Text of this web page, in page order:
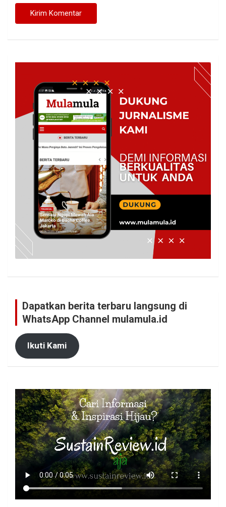
Dapatkan berita terbaru langsung di
WhatsApp Channel mulamula.id
Ikuti Kami